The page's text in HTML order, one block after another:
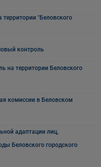
"Беловского
контроль
на территории Беловского
комиссии в Беловском
адаптации лиц,
Беловского городского